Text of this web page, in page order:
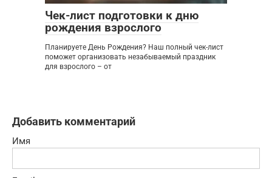
Чек-лист подготовки к дню
рождения взрослого
Планируете День Рождения? Наш полный чек-лист
поможет организовать незабываемый праздник
для взрослого – от
Добавить комментарий
Имя